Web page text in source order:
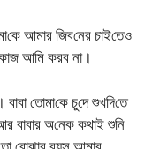
আমার জিব‌নের চাই‌তেও
কাজ আ‌মি করব না।
তোমা‌কে চু‌দে শুখ‌দি‌তে
বাবার অ‌নেক কথাই শু‌নি